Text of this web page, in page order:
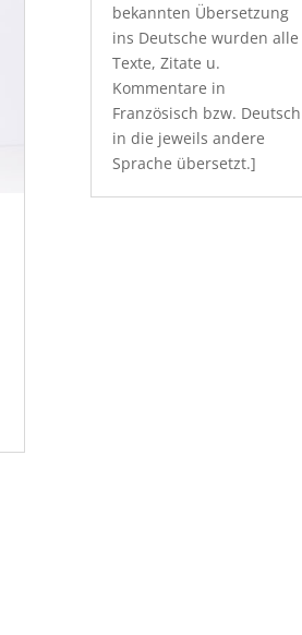
bekannten Übersetzung
ins Deutsche wurden alle
Texte, Zitate u.
Kommentare in
Französisch bzw. Deutsch
in die jeweils andere
Sprache übersetzt.]